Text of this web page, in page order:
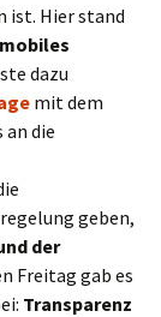
Hier stand
dazu
mit dem
die
geben,
der
Freitag gab es
Transparenz